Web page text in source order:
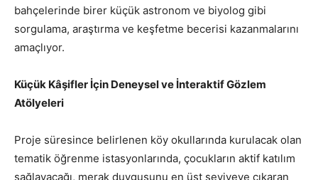
bahçelerinde birer küçük astronom ve biyolog gibi
sorgulama, araştırma ve keşfetme becerisi kazanmalarını
amaçlıyor.
Küçük Kâşifler İçin Deneysel ve İnteraktif Gözlem
Atölyeleri
Proje süresince belirlenen köy okullarında kurulacak olan
tematik öğrenme istasyonlarında, çocukların aktif katılım
sağlayacağı, merak duygusunu en üst seviyeye çıkaran